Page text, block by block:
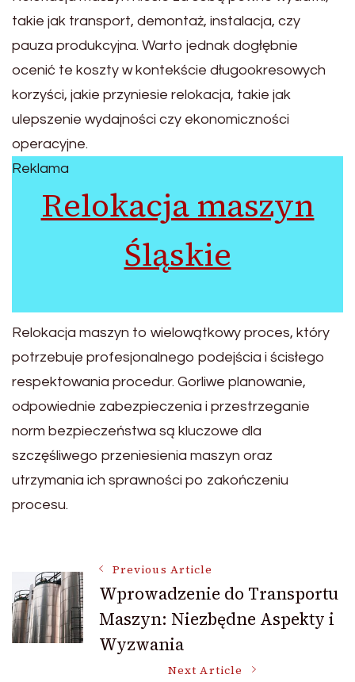
takie jak transport, demontaż, instalacja, czy
pauza produkcyjna. Warto jednak dogłębnie
ocenić te koszty w kontekście długookresowych
korzyści, jakie przyniesie relokacja, takie jak
ulepszenie wydajności czy ekonomiczności
operacyjne.
Reklama
Relokacja maszyn
Śląskie
Relokacja maszyn to wielowątkowy proces, który
potrzebuje profesjonalnego podejścia i ścisłego
respektowania procedur. Gorliwe planowanie,
odpowiednie zabezpieczenia i przestrzeganie
norm bezpieczeństwa są kluczowe dla
szczęśliwego przeniesienia maszyn oraz
utrzymania ich sprawności po zakończeniu
procesu.
Post
Navigation
Previous Article
Wprowadzenie do Transportu
Maszyn: Niezbędne Aspekty i
Wyzwania
Next Article